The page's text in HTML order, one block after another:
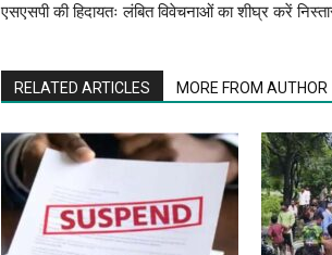
एसएसपी की हिदायतः लंबित विवेचनाओं का शीघ्र करें
RELATED ARTICLES MORE FROM AUTHOR